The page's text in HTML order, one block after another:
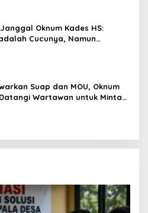
Oknum Kades HS:
Cucunya, Namun
Suap dan MOU, Oknum
Wartawan untuk Minta